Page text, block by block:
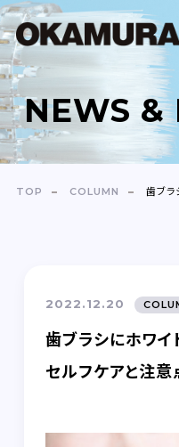
NEWS &
TOP COLUMN
歯ブラ
2022.12.20
歯ブラシにホワイ
セルフケアと注